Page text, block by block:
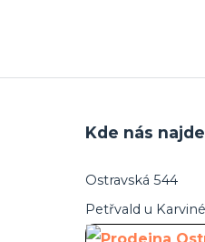
Kde nás
Ostravská 544
Petřvald u